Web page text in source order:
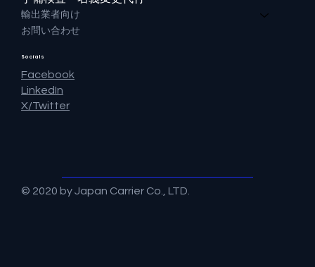
輸出業者向け
お問い合わせ
Socials
Facebook
LinkedIn
X/Twitter
© 2020 byJapan Carrier Co., LTD.